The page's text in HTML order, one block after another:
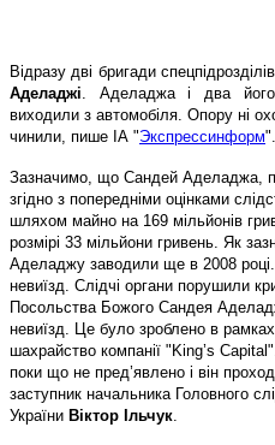
Відразу дві бригади
Аделаджі . Аделаджа і два
виходили з автомобіля. Опору ні
чинили, пише ІА "Экспрессинформ".
Зазначимо, що Сандей Аделаджа,
згідно з попередніми оцінками
шляхом майно на 169 мільйонів
розмірі 33 мільйони гривень. Як
Аделаджу заводили ще в 2008 році.
невиїзд. Слідчі органи порушили
Посольства Божого Сандея
невиїзд. Це було зроблено в
шахрайство компанії "King’s
поки що не пред’явлено і він
заступник начальника Головного
України Віктор Ільчук